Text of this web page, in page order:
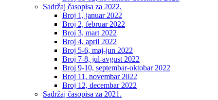
Sadržaj časopisa za 2022.
Broj 1, januar 2022
Broj 2, februar 2022
Broj 3, mart 2022
Broj 4, april 2022
Broj 5-6, maj-jun 2022
Broj 7-8, jul-avgust 2022
Broj 9-10, septembar-oktobar 2022
Broj 11, novembar 2022
Broj 12, decembar 2022
Sadržaj časopisa za 2021.